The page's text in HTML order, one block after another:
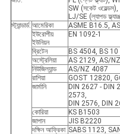
SW (সকেট
LJ/SE (ল্যাপড
স্ট্যান্ডার্ড: আমেরিকা
ASME B16.5,
ইউরোপীয়
ইউনিয়ন
EN 1092-1
ব্রিটেন
BS 4504, BS 10
অস্ট্রেলিয়া
AS 2129, AS/
নিউজিল্যান্ড
AS/NZ 4087
রাশিয়া
GOST 12820,
জার্মানি
DIN 2627 - DIN
2573,
DIN 2576, DIN
কোরিয়া
KS B1503
জাপান
JIS B2220
দক্ষিন আফ্রিকা SABS 1123,